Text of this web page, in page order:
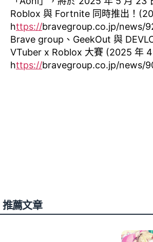
Roblox 與 Fortnite 同時推出！
https://bravegroup.co.jp/news/
Brave group、GeekOut 與
VTuber x Roblox 大賽 (2025 年 4
https://bravegroup.co.jp/news/
推薦文章